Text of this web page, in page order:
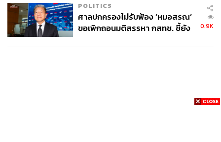
POLITICS
ศาลปกครองไม่รับฟ้อง ‘หมอสรณ’
ขอเพิกถอนมติสรรหา กสทช. ชี้ยัง
0.9K